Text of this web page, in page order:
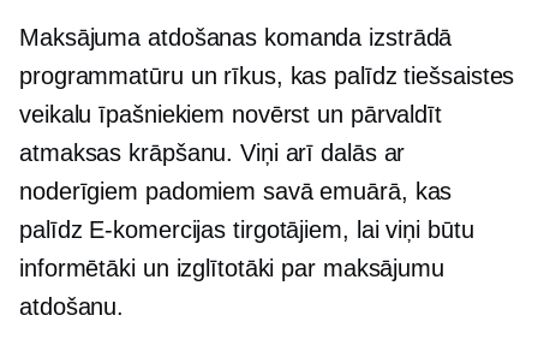
Maksājuma atdošanas komanda izstrādā
programmatūru un rīkus, kas palīdz tiešsaistes
veikalu īpašniekiem novērst un pārvaldīt
atmaksas krāpšanu. Viņi arī dalās ar
noderīgiem padomiem savā emuārā, kas
palīdz E-komercijas tirgotājiem, lai viņi būtu
informētāki un izglītotāki par maksājumu
atdošanu.